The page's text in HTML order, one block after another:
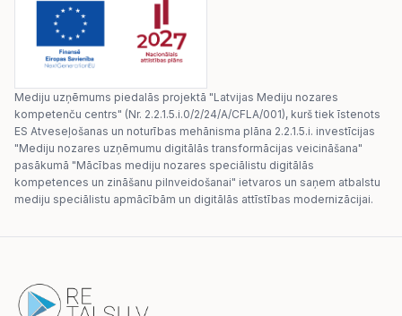
Mediju uzņēmums piedalās projektā "Latvijas Mediju nozares
kompetenču centrs" (Nr. 2.2.1.5.i.0/2/24/A/CFLA/001), kurš tiek īstenots
ES Atveseļošanas un noturības mehānisma plāna 2.2.1.5.i. investīcijas
"Mediju nozares uzņēmumu digitālās transformācijas veicināšana"
pasākumā "Mācības mediju nozares speciālistu digitālās
kompetences un zināšanu pilnveidošanai" ietvaros un saņem atbalstu
mediju speciālistu apmācībām un digitālās attīstības modernizācijai.